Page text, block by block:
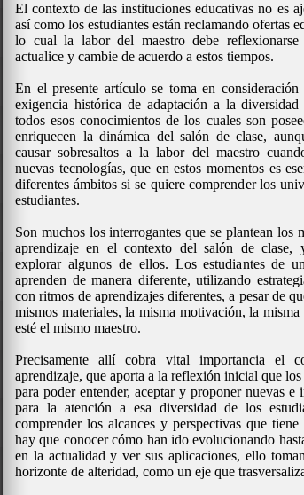
El contexto de las instituciones educativas no es
así como los estudiantes están reclamando ofertas
lo cual la labor del maestro debe
actualice y cambie de acuerdo a estos tiempos.
En el presente artículo se toma en
exigencia histórica de adaptación a la
todos esos conocimientos de los cuales son
enriquecen la dinámica del salón de clase,
causar sobresaltos a la labor del maestro
nuevas tecnologías, que en estos momentos es
diferentes ámbitos si se quiere comprender los
estudiantes.
Son muchos los interrogantes que se plantean los
aprendizaje en el contexto del salón de clase,
explorar algunos de ellos. Los estudiantes de
aprenden de manera diferente, utilizando
con ritmos de aprendizajes diferentes, a pesar de
mismos materiales, la misma motivación, la
esté el mismo maestro.
Precisamente allí cobra vital importancia el
aprendizaje, que aporta a la reflexión inicial que los
para poder entender, aceptar y proponer nuevas e
para la atención a esa diversidad de los
comprender los alcances y perspectivas que
hay que conocer cómo han ido evolucionando
en la actualidad y ver sus aplicaciones, ello
horizonte de alteridad, como un eje que